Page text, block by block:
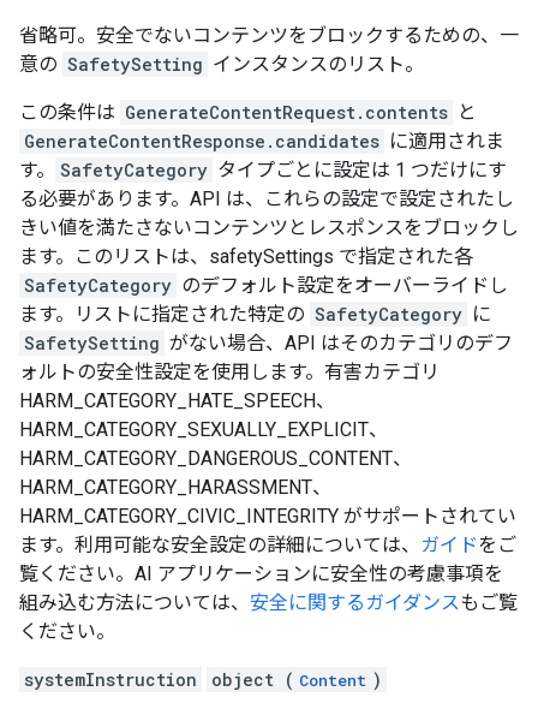
省略可。安全でないコンテンツをブロックするための、一
意の SafetySetting インスタンスのリスト。
この条件は GenerateContentRequest.contents と
GenerateContentResponse.candidates に適用されま
す。
SafetyCategory タイプごとに設定は 1 つだけにす
る必要があります。API は、これらの設定で設定されたし
きい値を満たさないコンテンツとレスポンスをブロックし
ます。このリストは、safetySettings で指定された各
SafetyCategory のデフォルト設定をオーバーライドし
ます。リストに指定された特定の SafetyCategory に
SafetySetting がない場合、API はそのカテゴリのデフ
ォルトの安全性設定を使用します。有害カテゴリ
HARM_CATEGORY_HATE_SPEECH、
HARM_CATEGORY_SEXUALLY_EXPLICIT、
HARM_CATEGORY_DANGEROUS_CONTENT、
HARM_CATEGORY_HARASSMENT、
HARM_CATEGORY_CIVIC_INTEGRITY がサポートされてい
ます。利用可能な安全設定の詳細については、
ガイドをご
覧ください。AI アプリケーションに安全性の考慮事項を
組み込む方法については、 安全に関するガイダンスもご覧
ください。
systemInstruction object ( Content )